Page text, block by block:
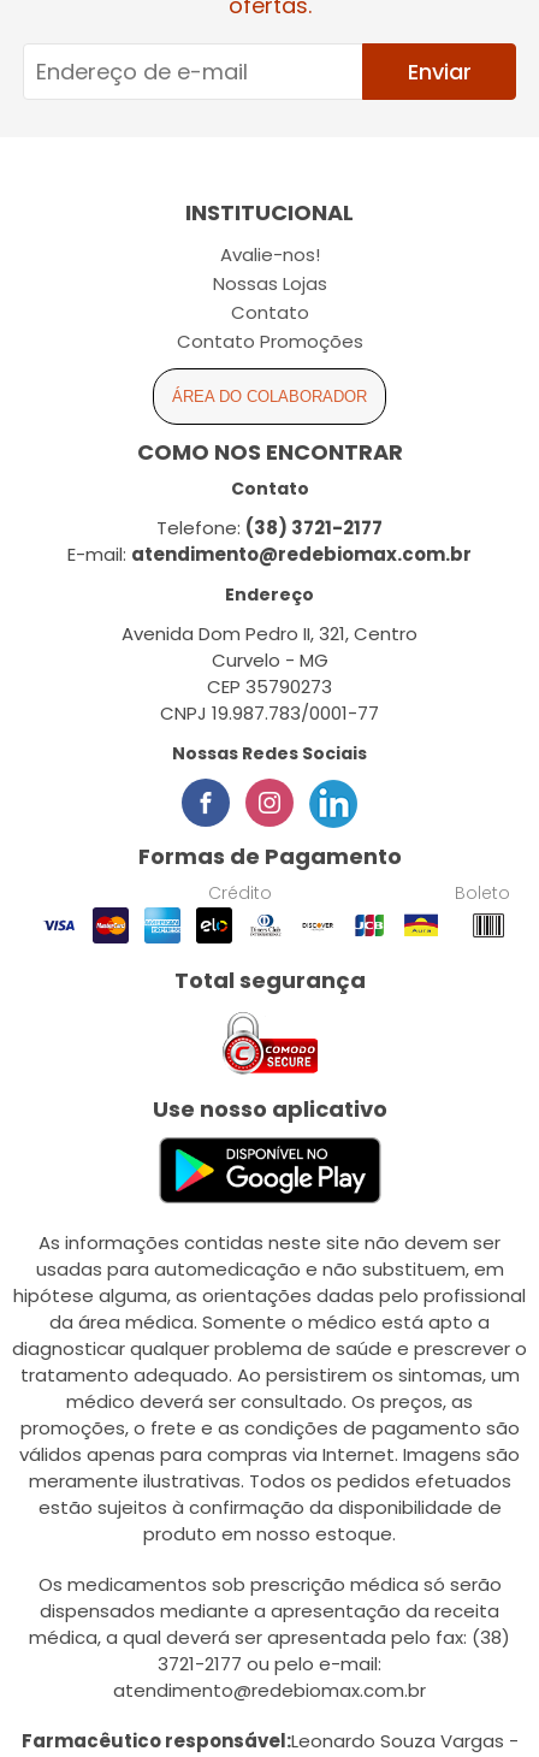
Enviar
INSTITUCIONAL
Avalie-nos!
Nossas Lojas
Contato
Contato Promoções
ÁREA DO COLABORADOR
COMO NOS ENCONTRAR
Contato
Telefone: (38) 3721-2177
E-mail: atendimento@redebiomax.com.br
Endereço
Avenida Dom Pedro II, 321, Centro
Curvelo - MG
CEP 35790273
CNPJ 19.987.783/0001-77
Nossas Redes Sociais
Formas de Pagamento
Crédito Boleto
Total segurança
Use nosso aplicativo
As informações contidas neste site não devem ser
usadas para automedicação e não substituem, em
hipótese alguma, as orientações dadas pelo profissional
da área médica. Somente o médico está apto a
diagnosticar qualquer problema de saúde e prescrever o
tratamento adequado. Ao persistirem os sintomas, um
médico deverá ser consultado. Os preços, as
promoções, o frete e as condições de pagamento são
válidos apenas para compras via Internet. Imagens são
meramente ilustrativas. Todos os pedidos efetuados
estão sujeitos à confirmação da disponibilidade de
produto em nosso estoque.
Os medicamentos sob prescrição médica só serão
dispensados mediante a apresentação da receita
médica, a qual deverá ser apresentada pelo fax: (38)
3721-2177 ou pelo e-mail:
atendimento@redebiomax.com.br
Farmacêutico responsável:Leonardo Souza Vargas -